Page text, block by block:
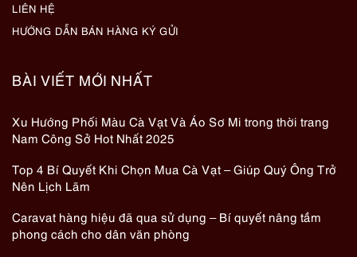
LIÊN HỆ
HƯỚNG DẪN BÁN HÀNG KÝ GỬI
BÀI VIẾT MỚI NHẤT
Xu Hướng Phối Màu Cà Vạt Và Áo Sơ Mi trong thời trang
Nam Công Sở Hot Nhất 2025
Top 4 Bí Quyết Khi Chọn Mua Cà Vạt – Giúp Quý Ông Trở
Nên Lịch Lãm
Caravat hàng hiệu đã qua sử dụng – Bí quyết nâng tầm
phong cách cho dân văn phòng